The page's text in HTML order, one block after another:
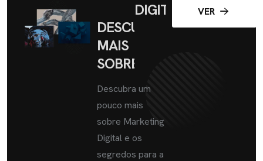
DESCUBRA
MAIS
SOBRE
DIGITAL
Descubra um
pouco mais
sobre Marketing
Digital e os
segredos para a
VER